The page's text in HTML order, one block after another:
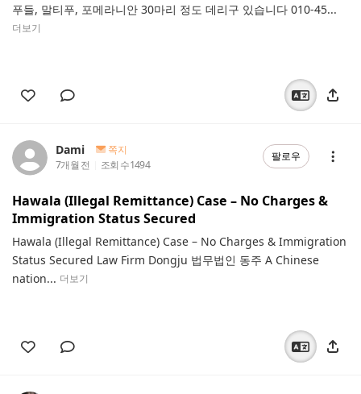
푸들, 말티푸, 포메라니안 30마리 정도 데리구 있습니다 010-45...
더보기
Dami
쪽지
7개월 전
조회 수1494
팔로우
Hawala (Illegal Remittance) Case – No Charges &
Immigration Status Secured
Hawala (Illegal Remittance) Case – No Charges & Immigration
Status Secured Law Firm Dongju 법무법인 동주 A Chinese
nation... 더보기